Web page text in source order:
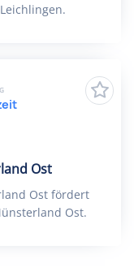
Ost
Ost fördert
Ost.